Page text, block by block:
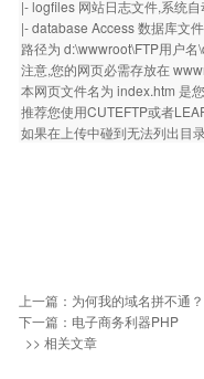
|- logfiles 网站日志文件,系统
|- database Access 数据库文
路径为 d:\wwwroot\FTP用户名
注意,您的网页必需存放在
本网页文件名为 index.htm 是
推荐您使用CUTEFTP或者
如果在上传中碰到无法列出目
上一篇： 为何我的域名拼不通？
下一篇： 电子商务利器PHP
>> 相关文章